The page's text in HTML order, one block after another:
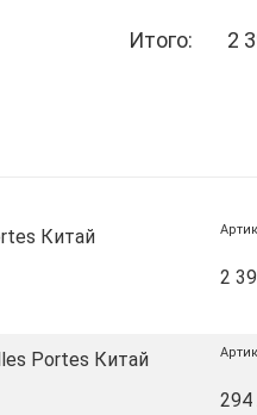
Итого: 2
Китай
2
Portes Китай